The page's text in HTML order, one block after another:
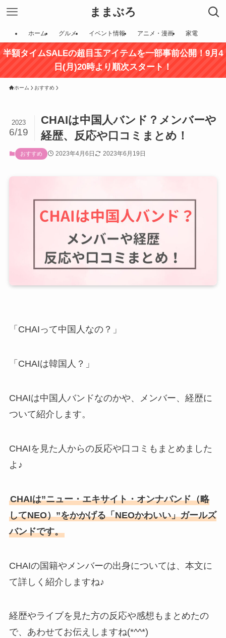
ままぶろ
ホーム グルメ イベント情報 アニメ・漫画 家電
半額タイムSALEの超目玉アイテムを一部事前公開！9月4
日(月)20時より順次スタート！
ホーム おすすめ
CHAIは中国人バンド？メンバーや
経歴、反応や口コミまとめ！
2023
6/19
おすすめ 2023年4月6日 2023年6月19日
「CHAIって中国人なの？」
「CHAIは韓国人？」
CHAIは中国人バンドなのかや、メンバー、経歴に
ついて紹介します。
CHAIを見た人からの反応や口コミもまとめました
よ♪
CHAIは”ニュー・エキサイト・オンナバンド（略
してNEO）”をかかげる「NEOかわいい」ガールズ
バンドです。
CHAIの国籍やメンバーの出身については、本文に
て詳しく紹介しますね♪
経歴やライブを見た方の反応や感想もまとめたの
で、あわせてお伝えしますね(*^^*)